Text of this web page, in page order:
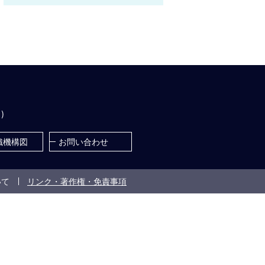
機構図 お問い合わせ
リンク・著作権・免責事項